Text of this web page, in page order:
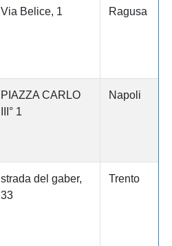
Via Belice, 1 Ragusa
PIAZZA CARLO
III° 1
Napoli
strada del gaber,
33
Trento